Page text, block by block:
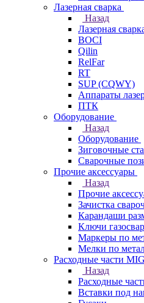
Лазерная сварка
Назад
Лазерная
BOCI
Qilin
RelFar
RT
SUP (CQWY)
Аппараты
ПТК
Оборудование
Назад
Оборудование
Зиговочные
Сварочные
Прочие аксессуары
Назад
Прочие
Зачистка
Карандаши
Ключи
Маркеры по
Мелки по
Расходные части MIG
Назад
Расходные
Вставки под